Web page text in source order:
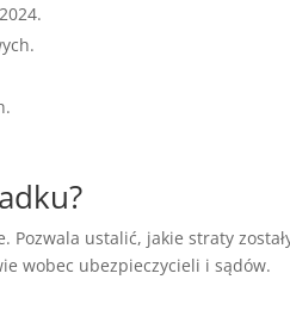
ustalić, jakie straty
wobec ubezpieczycieli i sądów.